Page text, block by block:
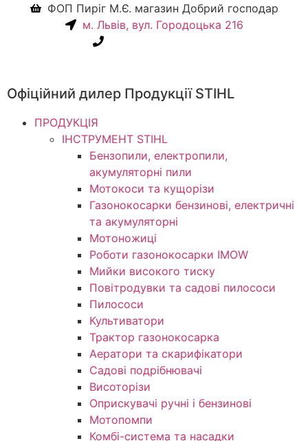
ФОП Пиріг М.Є. магазин Добрий господар
м. Львів, вул. Городоцька 216
Офіційний дилер Продукції STIHL
ПРОДУКЦІЯ
ІНСТРУМЕНТ STIHL
Бензопили, електропили,
акумуляторні пили
Мотокоси та кущорізи
Газонокосарки бензинові, електричні
та акумуляторні
Мотоножиці
Роботи газонокосарки IMOW
Мийки високого тиску
Повітродувки та садові пилососи
Пилососи
Культиватори
Трактор газонокосарка
Аератори та скарифікатори
Садові подрібнювачі
Висоторізи
Оприскувачі ручні і бензинові
Мотопомпи
Комбі-система та насадки